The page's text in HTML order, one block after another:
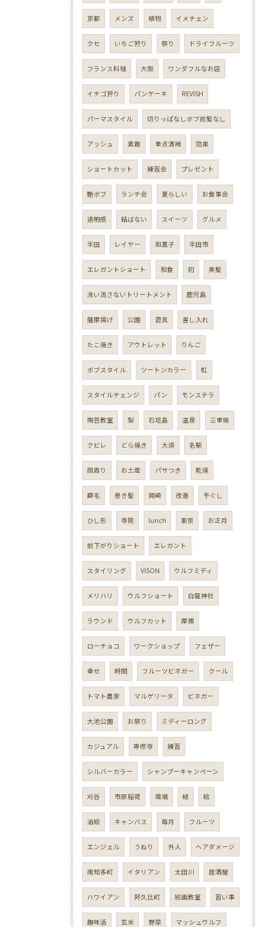
京都 メンズ 植物 イメチェン
クセ いちご狩り 祭り ドライフルーツ
フランス料理 大阪 ワンダフルなお店
イチゴ狩り パンケーキ REVISH
パーマスタイル 切りっぱなしボブ前髪なし
アッシュ 素敵 重点清掃 効果
ショートカット 練習会 プレゼント
艶ボブ ランチ会 夏らしい お食事会
透明感 結ばない スイーツ グルメ
半田 レイヤー 和菓子 半田市
エレガントショート 和食 初 美髪
洗い流さないトリートメント 鹿児島
薩摩揚げ 公園 遊具 差し入れ
たこ焼き アウトレット りんご
ボブスタイル ツートンカラー 虹
スタイルチェンジ パン モンステラ
陶芸教室 梨 石垣島 温泉 三重県
クビレ どら焼き 大須 名駅
顔周り お土産 パサつき 乾燥
癖毛 巻き髪 岡崎 改善 手ぐし
ひし形 寺院 lunch 東京 お正月
前下がりショート エレガント
スタイリング VISON ウルフミディ
メリハリ ウルフショート 白龍神社
ラウンド ウルフカット 摩擦
ローチョコ ワークショップ フェザー
幸せ 時間 フルーツビネガー クール
トマト農家 マルゲリータ ビネガー
大池公園 お祭り ミディーロング
カジュアル 専修寺 練習
シルバーカラー シャンプーキャンペーン
刈谷 市原稲荷 環境 緑 絵
油絵 キャンバス 毎月 フルーツ
エンジェル うねり 外人 ヘアダメージ
南知多町 イタリアン 太田川 居酒屋
ハワイアン 阿久比町 絵画教室 習い事
趣味活 玄米 野菜 マッシュウルフ